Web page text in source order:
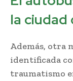
la ciudad
Además, otra
identificada
traumatismo